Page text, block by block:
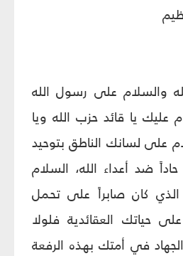
والسلام على رسول الله
عليك يا قائد حزب الله ويا
على لسانك الناطق بتوحيد
ضد أعداء الله، السلام
كان صابراً على تحمل
حياتك العقائدية فلولا
في أمتك بهذه الرفعة